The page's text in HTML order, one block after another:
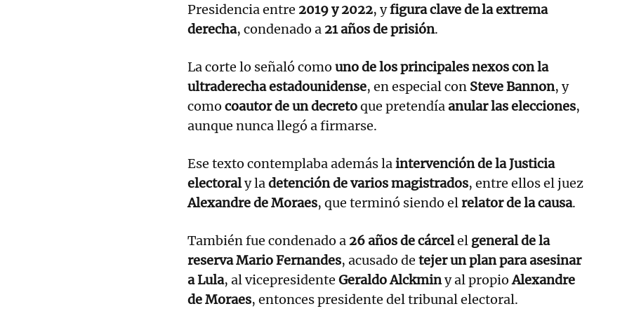
Presidencia entre 2019 y 2022, yfigura clave de la extrema
derecha, condenado a 21 años de prisión.
La corte lo señaló como uno de los principales nexos con la
ultraderecha estadounidense, en especial con Steve Bannon, y
como coautor de un decretoque pretendíaanular las elecciones,
aunque nunca llegó a firmarse.
Ese texto contemplaba además laintervención de la Justicia
electoraly ladetención de varios magistrados, entre ellos el juez
Alexandre de Moraes, que terminó siendo elrelator de la causa.
También fue condenado a 26 años de cárcelel general de la
reserva Mario Fernandes, acusado de tejer un plan para asesinar
a Lula, al vicepresidente Geraldo Alckminy al propioAlexandre
de Moraes, entonces presidente del tribunal electoral.